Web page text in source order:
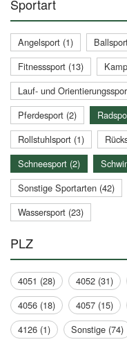
Sportart
Angelsport (1)
Fitnesssport (13)
Lauf- und
Pferdesport (2)
Rollstuhlsport (1)
Schneesport (2)
Sonstige Sportarten (42)
Wassersport (23)
PLZ
4051 (28) 4052 (31)
4056 (18)
4057 (15)
4126 (1)
Sonstige (74)